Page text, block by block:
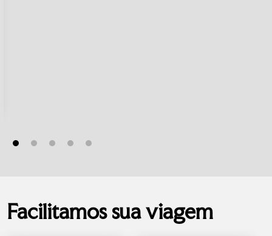
Facilitamos sua viagem